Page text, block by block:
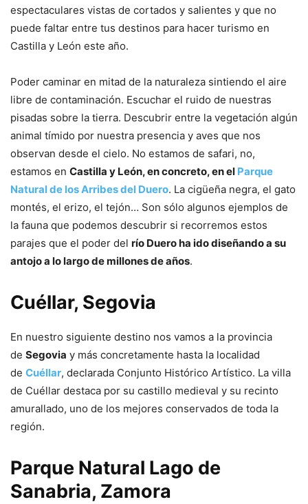
espectaculares vistas de cortados y salientes y que no
puede faltar entre tus destinos para hacer turismo en
Castilla y León este año.
Poder caminar en mitad de la naturaleza sintiendo el aire
libre de contaminación. Escuchar el ruido de nuestras
pisadas sobre la tierra. Descubrir entre la vegetación algún
animal tímido por nuestra presencia y aves que nos
observan desde el cielo. No estamos de safari, no,
estamos en Castilla y León, en concreto, en el Parque
Natural de los Arribes del Duero. La cigüeña negra, el gato
montés, el erizo, el tejón… Son sólo algunos ejemplos de
la fauna que podemos descubrir si recorremos estos
parajes que el poder del río Duero ha ido diseñando a su
antojo a lo largo de millones de años.
Cuéllar, Segovia
En nuestro siguiente destino nos vamos a la provincia
de Segovia y más concretamente hasta la localidad
de Cuéllar, declarada Conjunto Histórico Artístico. La villa
de Cuéllar destaca por su castillo medieval y su recinto
amurallado, uno de los mejores conservados de toda la
región.
Parque Natural Lago de
Sanabria, Zamora